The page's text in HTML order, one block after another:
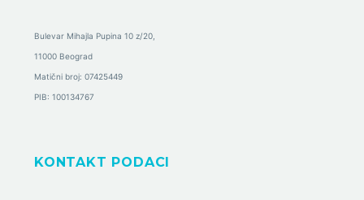
Bulevar Mihajla Pupina 10 z/20,
11000 Beograd
Matični broj: 07425449
PIB: 100134767
KONTAKT PODACI